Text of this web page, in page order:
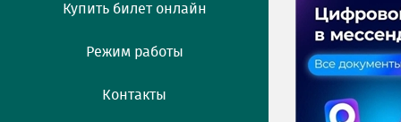
Купить билет онлайн
Режим работы
Контакты